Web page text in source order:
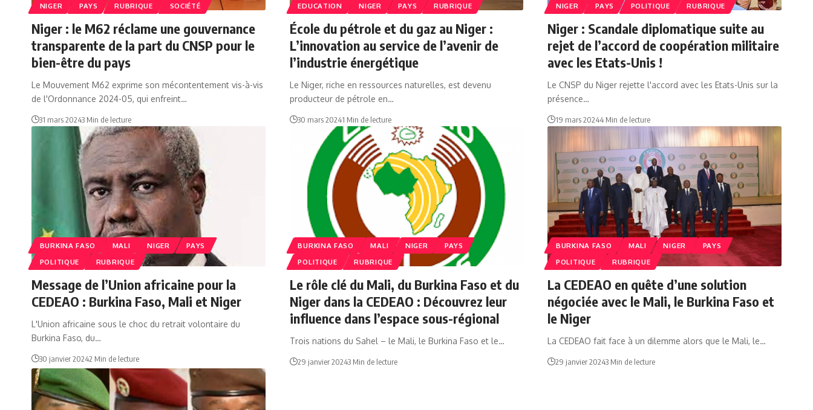
NIGER PAYS RUBRIQUE SOCIÉTÉ
Niger : le M62 réclame une gouvernance
transparente de la part du CNSP pour le
bien-être du pays
Le Mouvement M62 exprime son mécontentement vis-à-vis
de l'Ordonnance 2024-05, qui enfreint…
31 mars 20243 Min de lecture
EDUCATION NIGER PAYS RUBRIQUE
École du pétrole et du gaz au Niger :
L’innovation au service de l’avenir de
l’industrie énergétique
Le Niger, riche en ressources naturelles, est devenu
producteur de pétrole en…
30 mars 20241 Min de lecture
NIGER PAYS POLITIQUE RUBRIQUE
Niger : Scandale diplomatique suite au
rejet de l’accord de coopération militaire
avec les Etats-Unis !
Le CNSP du Niger rejette l'accord avec les Etats-Unis sur la
présence…
19 mars 20244 Min de lecture
BURKINA FASO MALI NIGER
PAYS
POLITIQUE
RUBRIQUE
Message de l’Union africaine pour la
CEDEAO : Burkina Faso, Mali et Niger
L'Union africaine sous le choc du retrait volontaire du
Burkina Faso, du…
30 janvier 20242 Min de lecture
BURKINA FASO MALI NIGER
PAYS
POLITIQUE
RUBRIQUE
Le rôle clé du Mali, du Burkina Faso et du
Niger dans la CEDEAO : Découvrez leur
influence dans l’espace sous-régional
Trois nations du Sahel – le Mali, le Burkina Faso et le…
29 janvier 20243 Min de lecture
BURKINA FASO MALI NIGER
PAYS
POLITIQUE
RUBRIQUE
La CEDEAO en quête d’une solution
négociée avec le Mali, le Burkina Faso et
le Niger
La CEDEAO fait face à un dilemme alors que le Mali, le…
29 janvier 20243 Min de lecture